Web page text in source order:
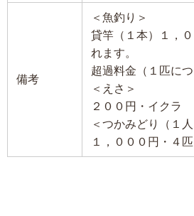
備考
＜魚釣り＞
貸竿（１本）１，
れます。
超過料金（１匹に
＜えさ＞
２００円・イクラ
＜つかみどり（１人
１，０００円・４